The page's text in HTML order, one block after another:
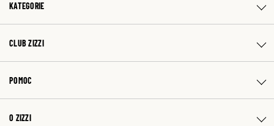
KATEGORIE
CLUB ZIZZI
POMOC
O ZIZZI